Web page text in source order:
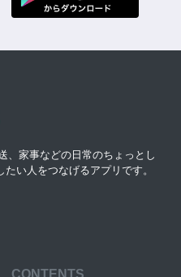
、家事などの日常のちょっとし
い人をつなげるアプリです。
CONTENTS